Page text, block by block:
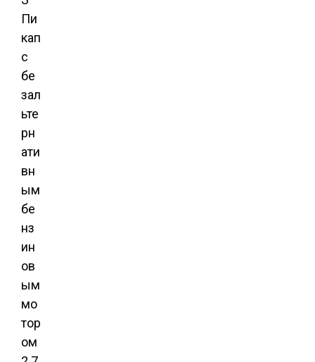
Пи
кап
с
бе
зал
ьте
рн
ати
вн
ым
бе
нз
ин
ов
ым
мо
тор
ом